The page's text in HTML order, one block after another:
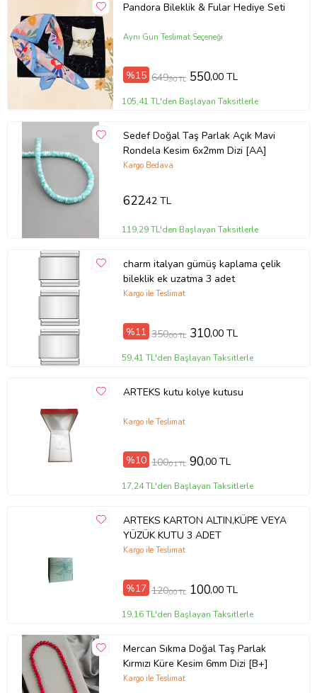
Pandora Bileklik & Fular Hediye Seti
Aynı Gün Teslimat Seçeneği
%15 649,90 TL 550,00 TL
105,41 TL'den Başlayan Taksitlerle
Sedef Doğal Taş Parlak Açık Mavi
Rondela Kesim 6x2mm Dizi [AA]
Kargo Bedava
622,42 TL
119,29 TL'den Başlayan Taksitlerle
charm italyan gümüş kaplama çelik
bileklik ek uzatma 3 adet
Kargo ile Teslimat
%11 350,00 TL 310,00 TL
59,41 TL'den Başlayan Taksitlerle
ARTEKS kutu kolye kutusu
Kargo ile Teslimat
%10 100,01 TL 90,00 TL
17,24 TL'den Başlayan Taksitlerle
ARTEKS KARTON ALTIN,KÜPE VEYA
YÜZÜK KUTU 3 ADET
Kargo ile Teslimat
%17 120,00 TL 100,00 TL
19,16 TL'den Başlayan Taksitlerle
Mercan Sıkma Doğal Taş Parlak
Kırmızı Küre Kesim 6mm Dizi [B+]
Kargo ile Teslimat